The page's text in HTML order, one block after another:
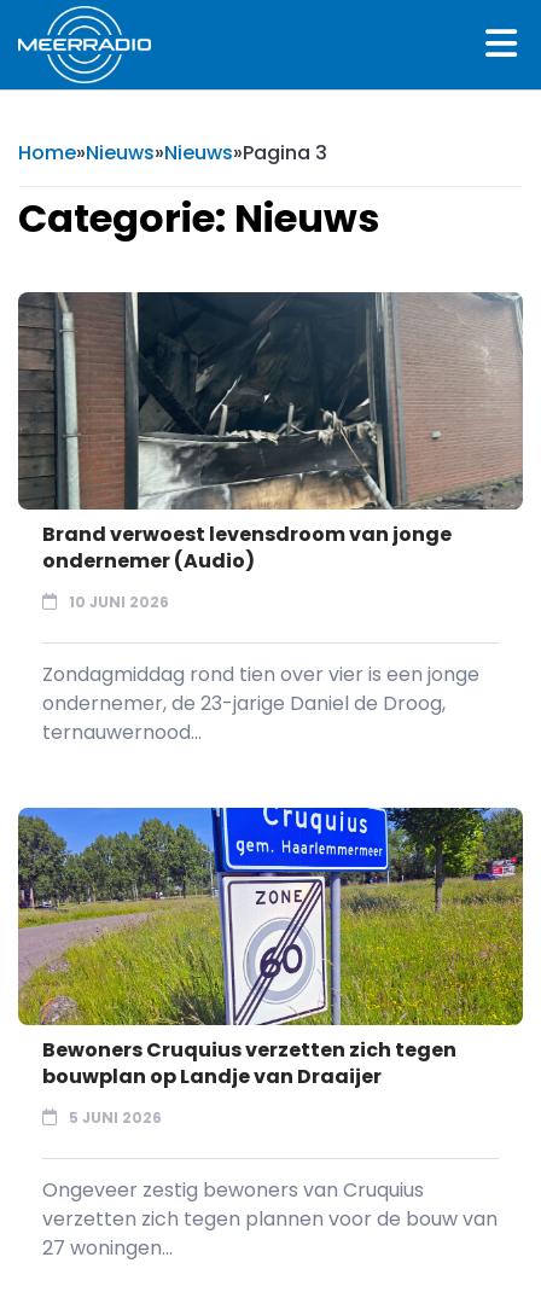
Home»Nieuws»Nieuws»Pagina 3
Categorie: Nieuws
Brand verwoest levensdroom van jonge
ondernemer (Audio)
10 JUNI 2026
Zondagmiddag rond tien over vier is een jonge
ondernemer, de 23-jarige Daniel de Droog,
ternauwernood...
Bewoners Cruquius verzetten zich tegen
bouwplan op Landje van Draaijer
5 JUNI 2026
Ongeveer zestig bewoners van Cruquius
verzetten zich tegen plannen voor de bouw van
27 woningen...